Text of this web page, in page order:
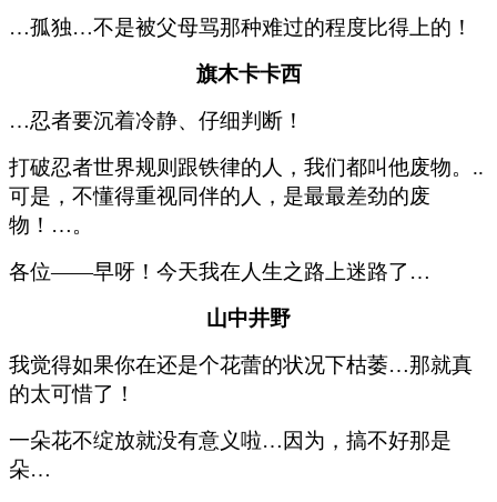
…孤独…不是被父母骂那种难过的程度比得上的！
旗木卡卡西
…忍者要沉着冷静、仔细判断！
打破忍者世界规则跟铁律的人，我们都叫他废物。..
可是，不懂得重视同伴的人，是最最差劲的废
物！…。
各位——早呀！今天我在人生之路上迷路了…
山中井野
我觉得如果你在还是个花蕾的状况下枯萎…那就真
的太可惜了！
一朵花不绽放就没有意义啦…因为，搞不好那是
朵…